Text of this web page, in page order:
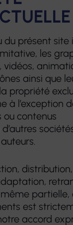
du présent site
les
ainsi que
propriété
à l’exception
ou contenus
distribution,
partielle,
est
accord